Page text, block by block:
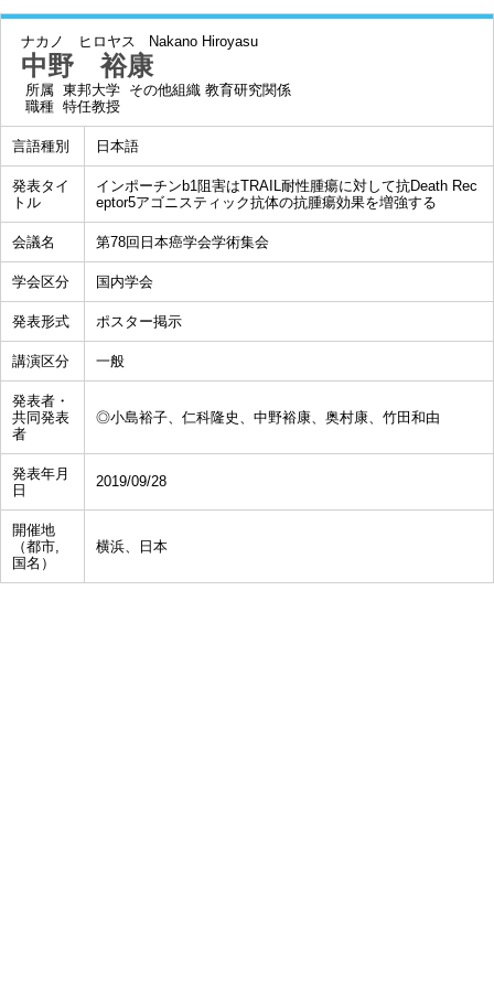
ナカノ ヒロヤス Nakano Hiroyasu
中野 裕康
所属 東邦大学 その他組織 教育研究関係
職種 特任教授
言語種別 日本語
発表タイ
トル
インポーチンb1阻害はTRAIL耐性腫瘍に対して抗Death Rec
eptor5アゴニスティック抗体の抗腫瘍効果を増強する
会議名 第78回日本癌学会学術集会
学会区分 国内学会
発表形式 ポスター掲示
講演区分 一般
発表者・
共同発表
者
◎小島裕子、仁科隆史、中野裕康、奥村康、竹田和由
発表年月
日
2019/09/28
開催地
（都市,
国名）
横浜、日本